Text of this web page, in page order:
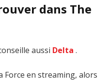
dans The
aussi Delta .
Force en streaming, alors